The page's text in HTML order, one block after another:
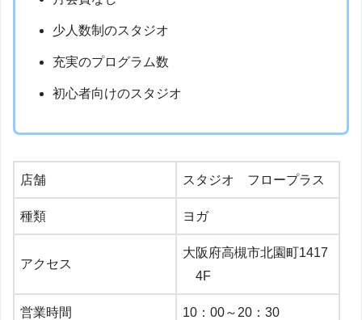
少人数制のスタジオ
充実のプログラム数
初心者向けのスタジオ
店舗 スタジオ フロープラス
種類 ヨガ
アクセス
大阪府高槻市北園町1417
4F
営業時間 10：00～20：30